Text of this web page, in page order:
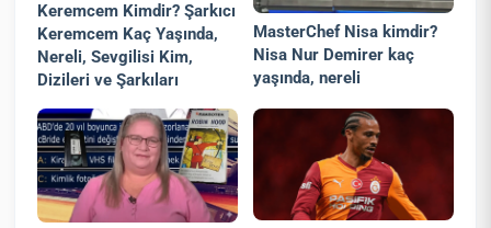
Keremcem Kimdir? Şarkıcı
Keremcem Kaç Yaşında,
Nereli, Sevgilisi Kim,
Dizileri ve Şarkıları
MasterChef Nisa kimdir?
Nisa Nur Demirer kaç
yaşında, nereli